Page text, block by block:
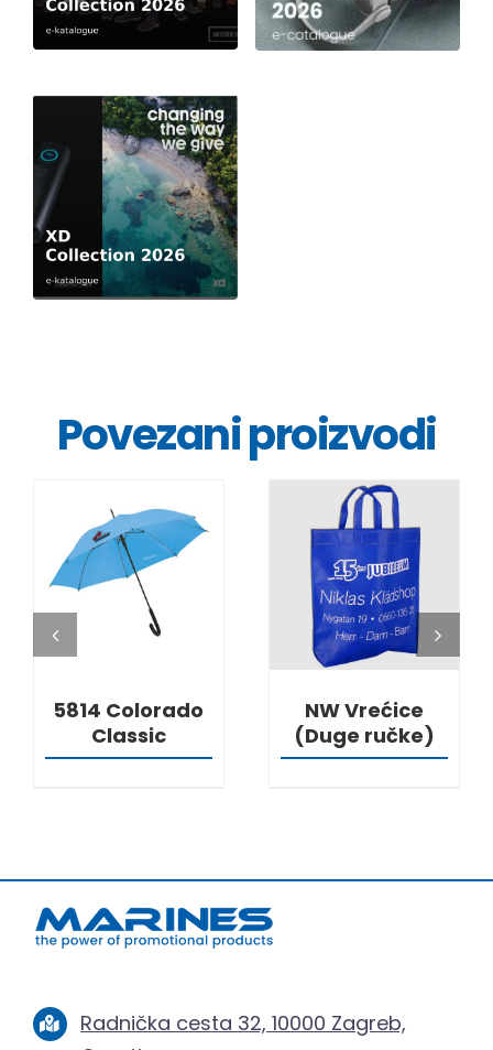
Povezani proizvodi
DETALJI
5814 Colorado
Classic
DETALJI
NW Vrećice
(Duge ručke)
Radnička cesta 32, 10000 Zagreb,